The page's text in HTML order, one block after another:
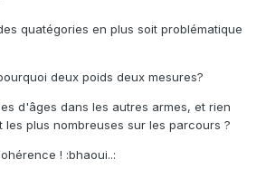
quatégories en plus soit problématique
deux poids deux mesures?
d'âges dans les autres armes, et rien
les plus nombreuses sur les parcours ?
! :bhaoui..: